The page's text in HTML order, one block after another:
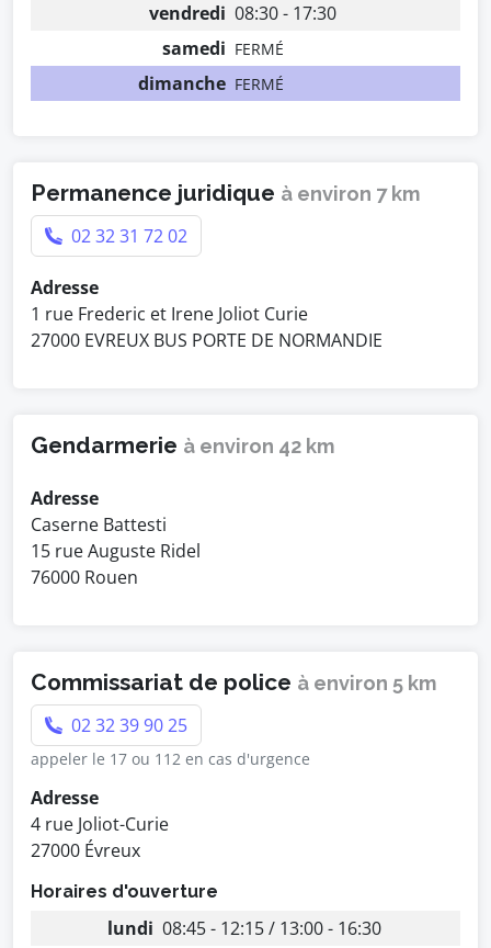
vendredi 08:30 - 17:30
samedi FERMÉ
dimanche FERMÉ
Permanence juridique à environ 7 km
02 32 31 72 02
Adresse
1 rue Frederic et Irene Joliot Curie
27000 EVREUX BUS PORTE DE NORMANDIE
Gendarmerie à environ 42 km
Adresse
Caserne Battesti
15 rue Auguste Ridel
76000 Rouen
Commissariat de police à environ 5 km
02 32 39 90 25
appeler le 17 ou 112 en cas d'urgence
Adresse
4 rue Joliot-Curie
27000 Évreux
Horaires d'ouverture
lundi 08:45 - 12:15 / 13:00 - 16:30